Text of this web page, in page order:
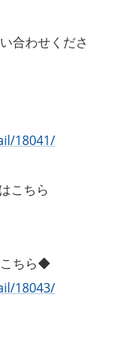
合わせくださ
18041/
こちら
ちら◆
18043/